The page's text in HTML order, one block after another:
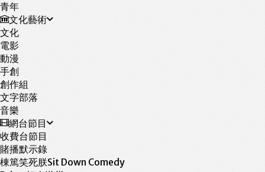
青年
文化藝術
文化
電影
動漫
手創
創作組
文字部落
音樂
網台節目
收費台節目
賭播默示錄
棟篤笑死朕Sit Down Comedy